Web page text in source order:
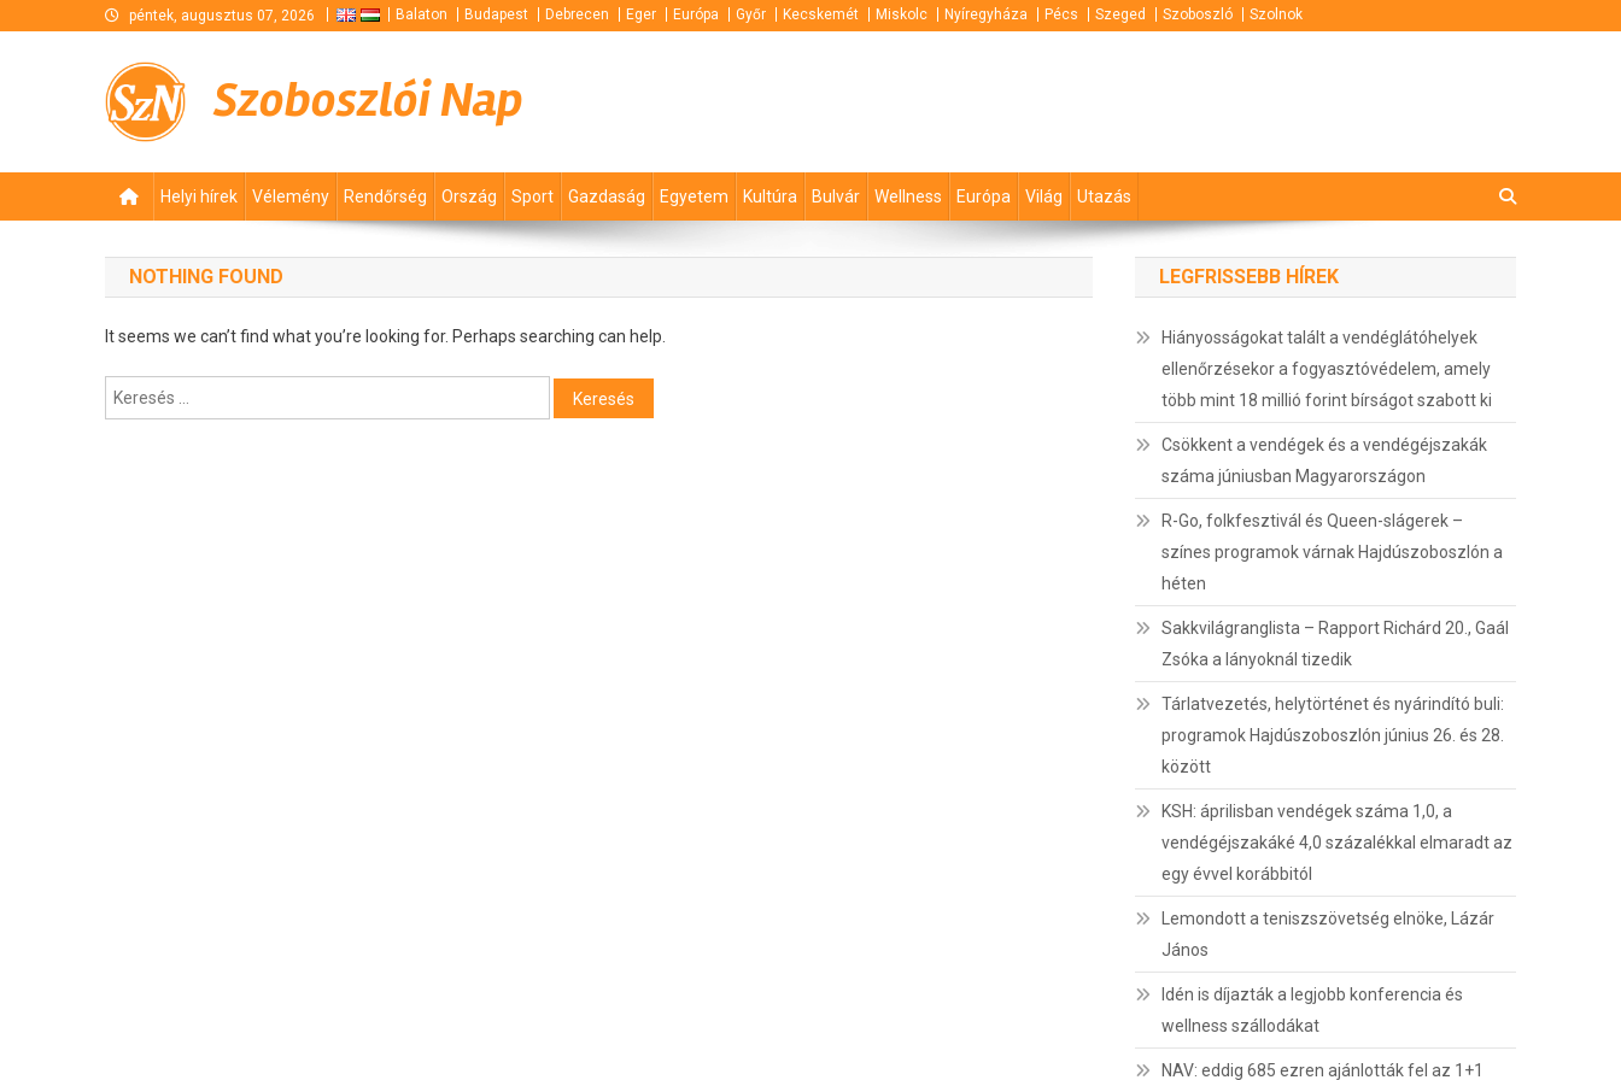
péntek, augusztus 07, 2026 Balaton Budapest Debrecen Eger Európa Győr Kecskemét Miskolc Nyíregyháza Pécs Szeged Szoboszló Szolnok
Szoboszlói Nap
Helyi hírek Vélemény Rendőrség Ország Sport Gazdaság Egyetem Kultúra Bulvár Wellness Európa Világ Utazás
NOTHING FOUND
It seems we can’t find what you’re looking for. Perhaps searching can help.
Keresés:
LEGFRISSEBB HÍREK
Hiányosságokat talált a vendéglátóhelyek
ellenőrzésekor a fogyasztóvédelem, amely
több mint 18 millió forint bírságot szabott ki
Csökkent a vendégek és a vendégéjszakák
száma júniusban Magyarországon
R-Go, folkfesztivál és Queen-slágerek –
színes programok várnak Hajdúszoboszlón a
héten
Sakkvilágranglista – Rapport Richárd 20., Gaál
Zsóka a lányoknál tizedik
Tárlatvezetés, helytörténet és nyárindító buli:
programok Hajdúszoboszlón június 26. és 28.
között
KSH: áprilisban vendégek száma 1,0, a
vendégéjszakáké 4,0 százalékkal elmaradt az
egy évvel korábbitól
Lemondott a teniszszövetség elnöke, Lázár
János
Idén is díjazták a legjobb konferencia és
wellness szállodákat
NAV: eddig 685 ezren ajánlották fel az 1+1